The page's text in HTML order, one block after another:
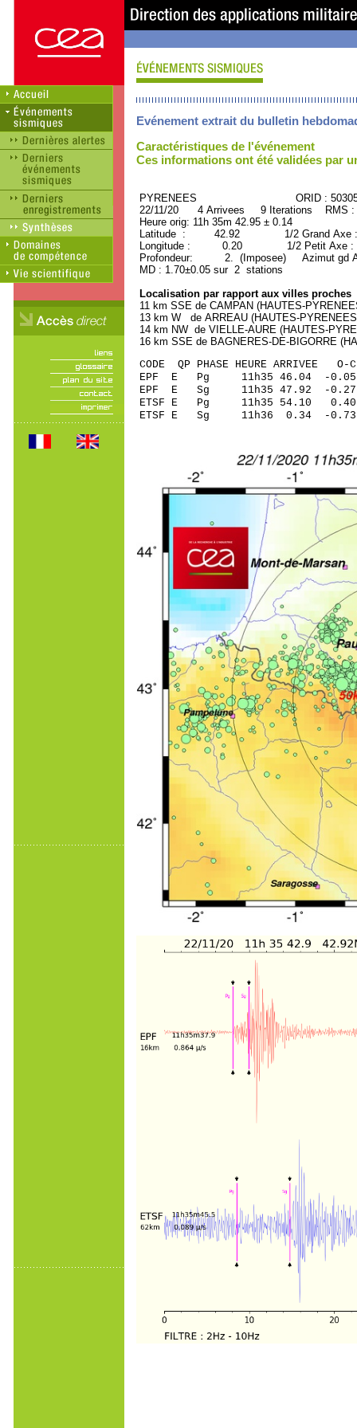
Evénement extrait du bulletin
Caractéristiques de l'événement
Ces informations ont été validées par
PYRENEES ORID :
22/11/20 4 Arrivees 9 Iterations RMS :
Heure orig: 11h 35m 42.95 ± 0.14
Latitude : 42.92 1/2 Grand Axe
Longitude : 0.20 1/2 Petit Axe :
Profondeur: 2. (Imposee) Azimut gd
MD : 1.70±0.05 sur 2 stations
Localisation par rapport aux villes proches
11 km SSE de CAMPAN (HAUTES-
13 km W de ARREAU (HAUTES-
14 km NW de VIELLE-AURE (HAUTES-
16 km SSE de BAGNERES-DE-BIGORRE
CODE QP PHASE HEURE
EPF E Pg 11h35
EPF E Sg 11h35 47.92 -
ETSF E Pg 11h35
ETSF E Sg 11h36 0.34 -